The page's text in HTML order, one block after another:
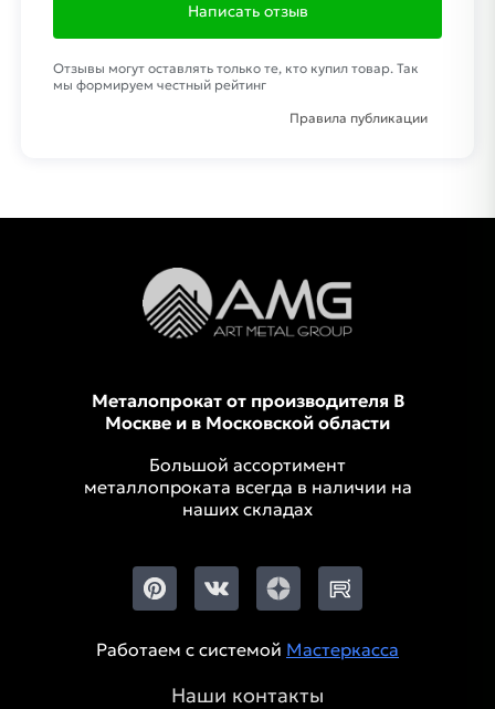
Написать отзыв
Отзывы могут оставлять только те, кто купил товар. Так
мы формируем честный рейтинг
Правила публикации
Металопрокат от производителя В
Москве и в Московской области
Большой ассортимент
металлопроката всегда в наличии на
наших складах
Работаем с системой Мастеркасса
Наши контакты